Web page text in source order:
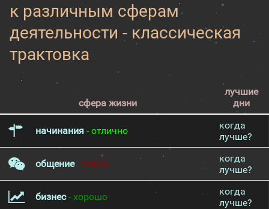
к различным сферам
деятельности - классическая
трактовка
сфера жизни
лучшие
дни
начинания - отлично
когда
лучше?
общение- плохо
когда
лучше?
бизнес- хорошо
когда
лучше?